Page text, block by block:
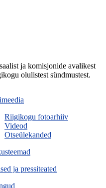
ja komisjonide avalikest
olulistest sündmustest.
Riigikogu fotoarhiiv
Videod
Otseülekanded
ja pressiteated